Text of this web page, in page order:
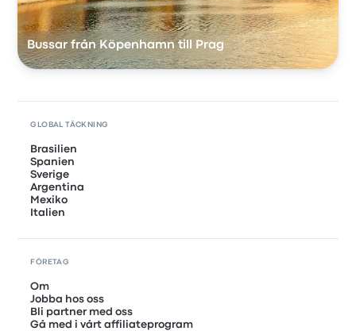
Bussar från Köpenhamn till Prag
GLOBAL TÄCKNING
Brasilien
Spanien
Sverige
Argentina
Mexiko
Italien
FÖRETAG
Om
Jobba hos oss
Bli partner med oss
Gå med i vårt affiliateprogram